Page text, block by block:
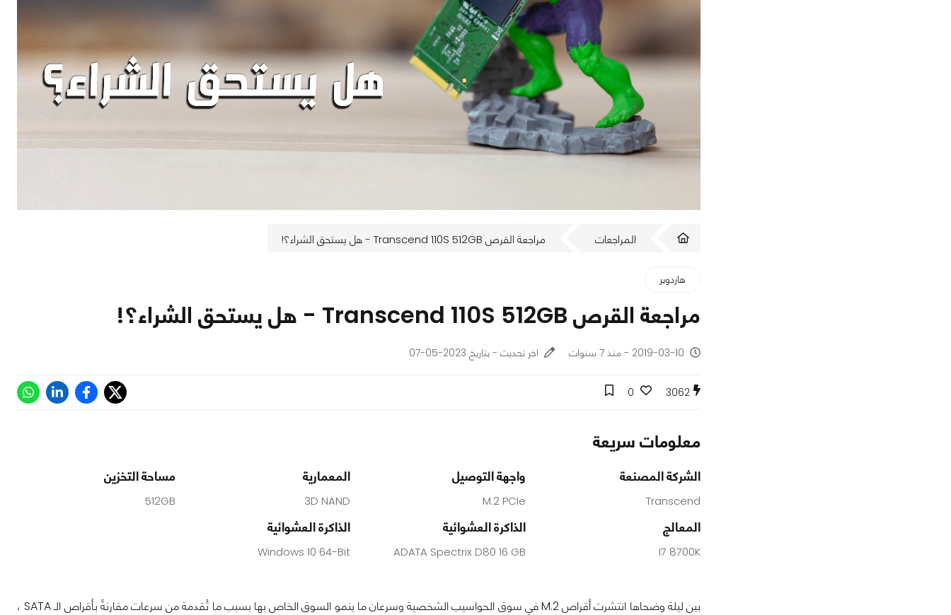
المراجعات مراجعة القرص Transcend 110S 512GB - هل يستحق الشراء؟!
هاردوير
مراجعة القرص Transcend 110S 512GB - هل يستحق الشراء؟!
2019-03-10 - منذ 7 سنوات اخر تحديث - بتاريخ 2023-05-07
3062
0
معلومات سريعة
الشركة المصنعة
Transcend
واجهة التوصيل
M.2 PCIe
المعمارية
3D NAND
مساحة التخزين
512GB
المعالج
I7 8700K
الذاكرة العشوائية
ADATA Spectrix D80 16 GB
الذاكرة العشوائية
Windows 10 64-Bit
بين ليلة وضحاها انتشرت أقراص M.2 في سوق الحواسيب الشخصية وسرعان ما ينمو السوق الخاص بها بسبب ما تُقدمة من سرعات مقارنةً بأقراص الـ SATA ،